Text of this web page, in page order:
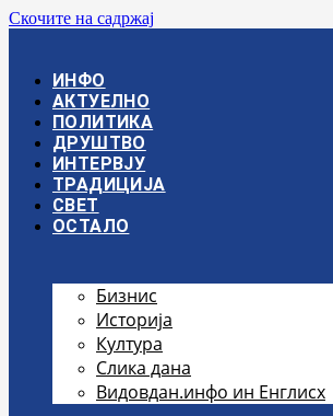
Скочите на садржај
ИНФО
АКТУЕЛНО
ПОЛИТИКА
ДРУШТВО
ИНТЕРВЈУ
ТРАДИЦИЈА
СВЕТ
ОСТАЛО
Бизнис
Историја
Култура
Слика дана
Видовдан.инфо ин Енглисх